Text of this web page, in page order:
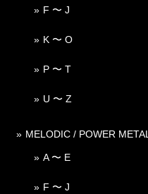
F 〜 J
K 〜 O
P 〜 T
U 〜 Z
MELODIC / POWER METAL
A 〜 E
F 〜 J